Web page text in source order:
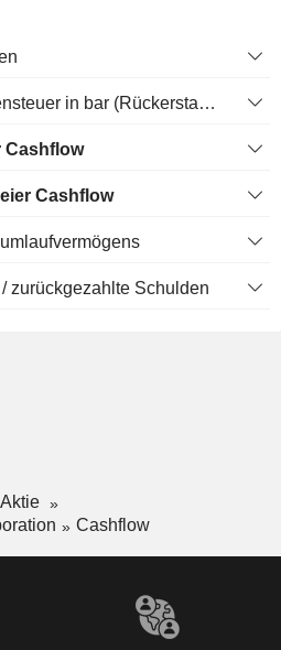
Gezahlte Einkommensteuer in bar (Rückerstattung)
Cashflow
Cashflow
zurückgezahlte Schulden
Cashflow